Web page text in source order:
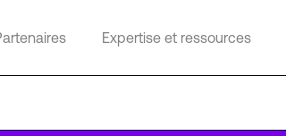
Expertise et ressources